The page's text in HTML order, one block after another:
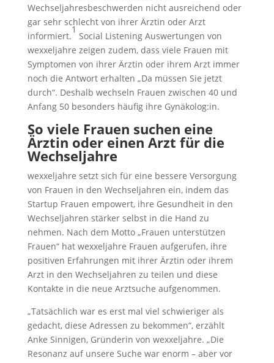
Wechseljahresbeschwerden nicht ausreichend oder
gar sehr schlecht von ihrer Ärztin oder Arzt
informiert.
1
Social Listening Auswertungen von
wexxeljahre zeigen zudem, dass viele Frauen mit
Symptomen von ihrer Ärztin oder ihrem Arzt immer
noch die Antwort erhalten „Da müssen Sie jetzt
durch“. Deshalb wechseln Frauen zwischen 40 und
Anfang 50 besonders häufig ihre Gynäkolog:in.
So viele Frauen suchen eine
Ärztin oder einen Arzt für die
Wechseljahre
wexxeljahre setzt sich für eine bessere Versorgung
von Frauen in den Wechseljahren ein, indem das
Startup Frauen empowert, ihre Gesundheit in den
Wechseljahren stärker selbst in die Hand zu
nehmen. Nach dem Motto „Frauen unterstützen
Frauen“ hat wexxeljahre Frauen aufgerufen, ihre
positiven Erfahrungen mit ihrer Ärztin oder ihrem
Arzt in den Wechseljahren zu teilen und diese
Kontakte in die neue Arztsuche aufgenommen.
„Tatsächlich war es erst mal viel schwieriger als
gedacht, diese Adressen zu bekommen“, erzählt
Anke Sinnigen, Gründerin von wexxeljahre. „Die
Resonanz auf unsere Suche war enorm – aber vor